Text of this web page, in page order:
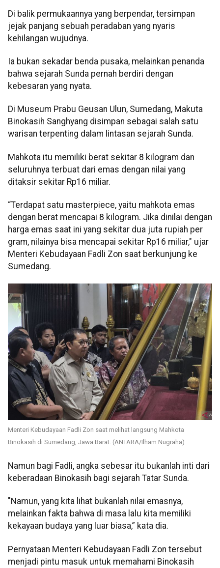
Di balik permukaannya yang berpendar, tersimpan
jejak panjang sebuah peradaban yang nyaris
kehilangan wujudnya.
Ia bukan sekadar benda pusaka, melainkan penanda
bahwa sejarah Sunda pernah berdiri dengan
kebesaran yang nyata.
Di Museum Prabu Geusan Ulun, Sumedang, Makuta
Binokasih Sanghyang disimpan sebagai salah satu
warisan terpenting dalam lintasan sejarah Sunda.
Mahkota itu memiliki berat sekitar 8 kilogram dan
seluruhnya terbuat dari emas dengan nilai yang
ditaksir sekitar Rp16 miliar.
“Terdapat satu masterpiece, yaitu mahkota emas
dengan berat mencapai 8 kilogram. Jika dinilai dengan
harga emas saat ini yang sekitar dua juta rupiah per
gram, nilainya bisa mencapai sekitar Rp16 miliar," ujar
Menteri Kebudayaan Fadli Zon saat berkunjung ke
Sumedang.
Menteri Kebudayaan Fadli Zon saat melihat langsung Mahkota
Binokasih di Sumedang, Jawa Barat. (ANTARA/Ilham Nugraha)
Namun bagi Fadli, angka sebesar itu bukanlah inti dari
keberadaan Binokasih bagi sejarah Tatar Sunda.
"Namun, yang kita lihat bukanlah nilai emasnya,
melainkan fakta bahwa di masa lalu kita memiliki
kekayaan budaya yang luar biasa,” kata dia.
Pernyataan Menteri Kebudayaan Fadli Zon tersebut
menjadi pintu masuk untuk memahami Binokasih